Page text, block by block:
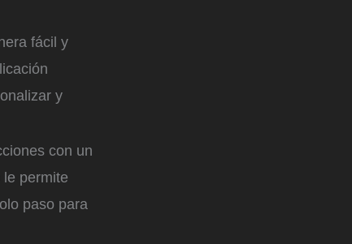
fácil y
y
con un
permite
paso para